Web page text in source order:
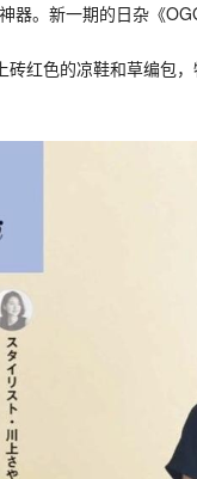
器。新一期的日杂《
红色的凉鞋和草编包